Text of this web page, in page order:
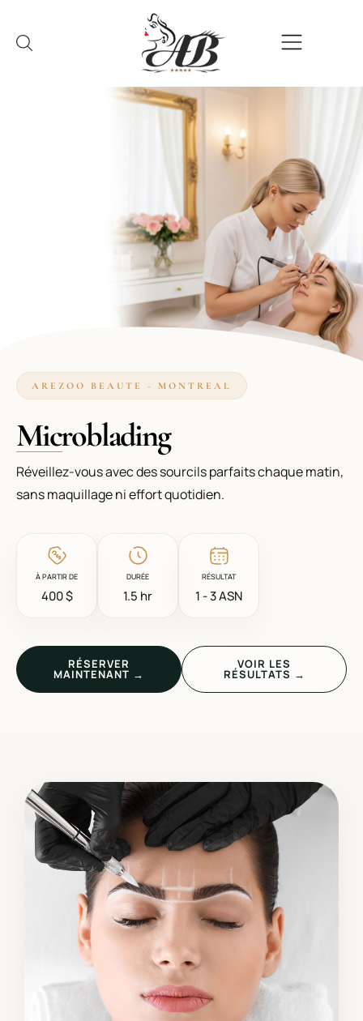
AREZOO BEAUTE - MONTREAL
Microblading
Réveillez-vous avec des sourcils parfaits chaque matin,
sans maquillage ni effort quotidien.
À PARTIR DE
400 $
DURÉE
1.5 hr
RÉSULTAT
1 - 3 ASN
RÉSERVER
MAINTENANT →
VOIR LES
RÉSULTATS →